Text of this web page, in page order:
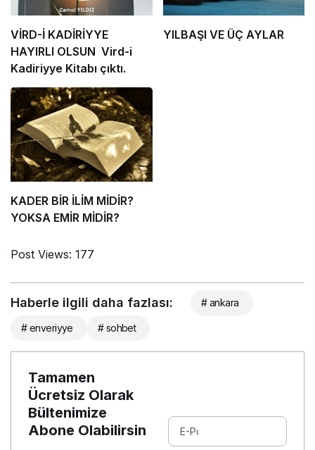
VİRD-İ KADİRİYYE
HAYIRLI OLSUN Vird-i
Kadiriyye Kitabı çıktı.
YILBAŞI VE ÜÇ AYLAR
KADER BİR İLİM MİDİR?
YOKSA EMİR MİDİR?
Post Views: 177
Haberle ilgili daha fazlası: # ankara
# enveriyye # sohbet
Tamamen
Ücretsiz Olarak
Bültenimize
Abone Olabilirsin